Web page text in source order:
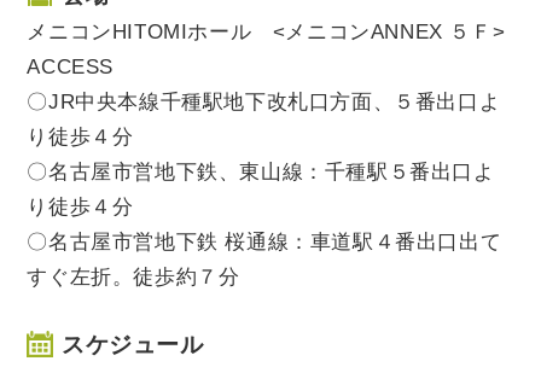
メニコンHITOMIホール <メニコンANNEX ５Ｆ>
ACCESS
〇JR中央本線千種駅地下改札口方面、５番出口よ
り徒歩４分
〇名古屋市営地下鉄、東山線：千種駅５番出口よ
り徒歩４分
〇名古屋市営地下鉄 桜通線：車道駅４番出口出て
すぐ左折。徒歩約７分
スケジュール